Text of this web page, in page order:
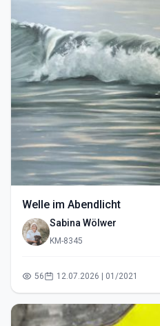
Welle im Abendlicht
Sabina Wölwer
KM-8345
56 12.07.2026 | 01/2021